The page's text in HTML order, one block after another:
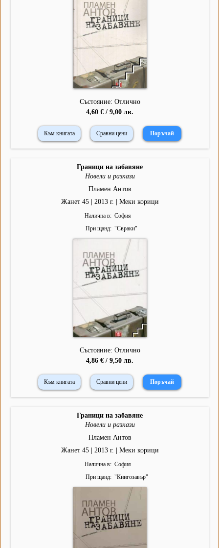
Състояние: Отлично
4,60 € / 9,00 лв.
Към книгата Сравни цени
Граници на забавяне
Новели и разкази
Пламен Антов
Жанет 45 | 2013 г. | Меки корици
Налична в
София
При щанд
"Свраки"
Състояние: Отлично
4,86 € / 9,50 лв.
Към книгата Сравни цени
Граници на забавяне
Новели и разкази
Пламен Антов
Жанет 45 | 2013 г. | Меки корици
Налична в
София
При щанд
"Книгозавър"